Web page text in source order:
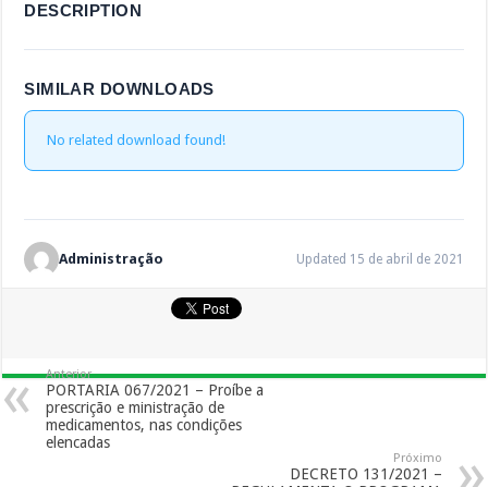
DESCRIPTION
SIMILAR DOWNLOADS
No related download found!
Administração Updated 15 de abril de 2021
Anterior
PORTARIA 067/2021 – Proíbe a
prescrição e ministração de
medicamentos, nas condições
elencadas
Próximo
DECRETO 131/2021 –